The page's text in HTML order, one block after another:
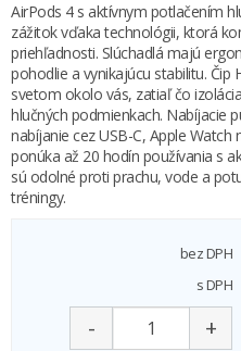
AirPods 4 s aktívnym potlačením
zážitok vďaka technológii, ktorá
priehľadnosti. Slúchadlá majú
pohodlie a vynikajúcu stabilitu. Čip
svetom okolo vás, zatiaľ čo
hlučných podmienkach. Nabíjacie
nabíjanie cez USB-C, Apple Watch
ponúka až 20 hodín používania s
sú odolné proti prachu, vode a
tréningy.
bez DPH
s DPH
- +